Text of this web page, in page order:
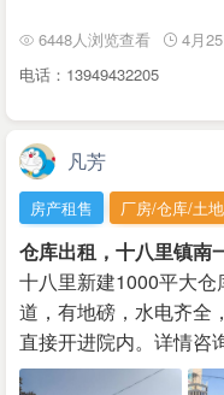
6448人浏览查看 4月
电话：13949432205
凡芳
房产租售 厂房/仓库/土地
十八里新建1000平大
道，有地磅，水电齐全
直接开进院内。详情